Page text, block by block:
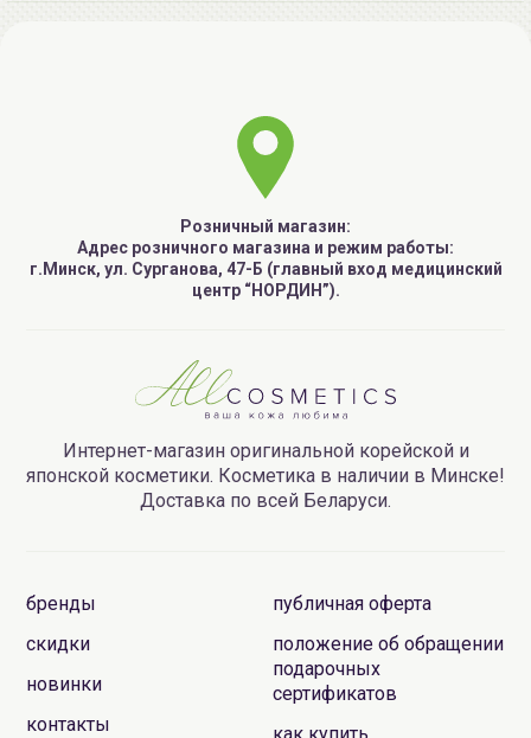
Розничный магазин:
Адрес розничного магазина и режим работы:
г.Минск, ул. Сурганова, 47-Б (главный вход медицинский
центр “НОРДИН”).
Интернет-магазин оригинальной корейской и
японской косметики. Косметика в наличии в Минске!
Доставка по всей Беларуси.
бренды
скидки
новинки
контакты
публичная оферта
положение об обращении
подарочных
сертификатов